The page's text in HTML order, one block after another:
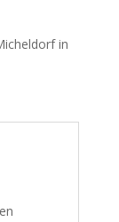
in